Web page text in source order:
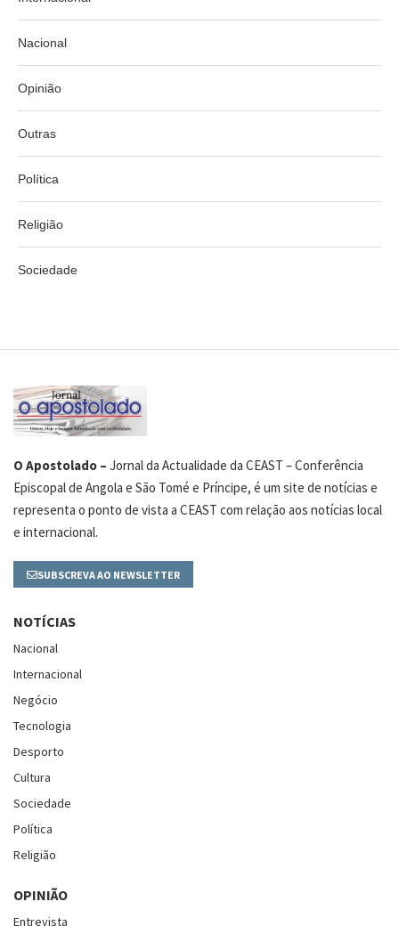
Nacional
Opinião
Outras
Política
Religião
Sociedade
O Apostolado – Jornal da Actualidade da CEAST – Conferência
Episcopal de Angola e São Tomé e Príncipe, é um site de notícias e
representa o ponto de vista a CEAST com relação aos notícias local
e internacional.
SUBSCREVA AO NEWSLETTER
NOTÍCIAS
Nacional
Internacional
Negócio
Tecnologia
Desporto
Cultura
Sociedade
Política
Religião
OPINIÃO
Entrevista